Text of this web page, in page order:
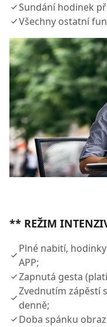
Sundání hodinek
Všechny ostatní
** REŽIM
Plné nabití,
APP;
Zapnutá gesta
Zvednutím zápěstí
denně;
Doba spánku